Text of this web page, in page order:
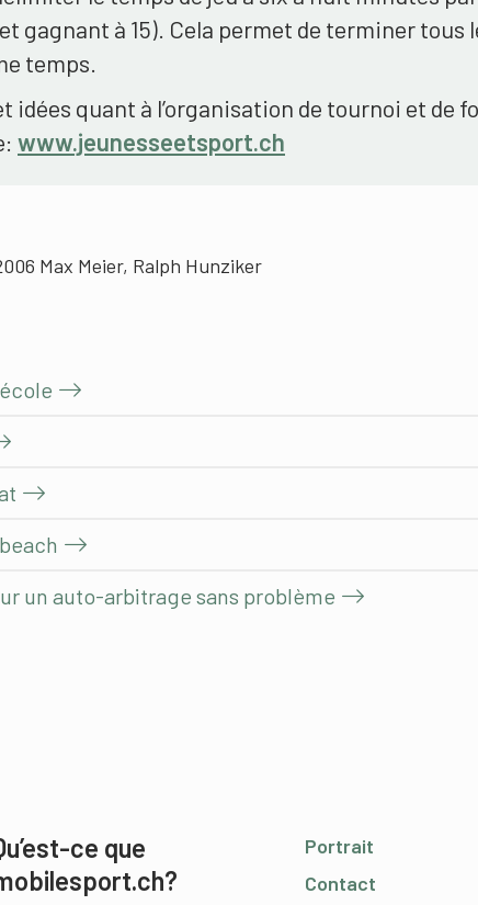
gagnant à 15). Cela permet de terminer tous
temps.
idées quant à l’organisation de tournoi et de
www.jeunesseetsport.ch
Max Meier, Ralph Hunziker
un auto-arbitrage sans problème
ce que
Portrait
Contact